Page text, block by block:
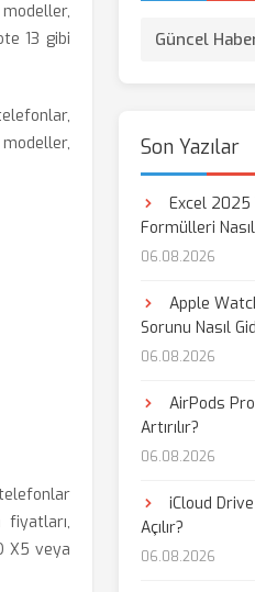
13 gibi
fiyatları,
X5 veya
Güncel
Son Yazılar
Excel 2025
Formülleri
06.08.2026
Apple
Sorunu Nasıl
06.08.2026
AirPods
Artırılır?
06.08.2026
iCloud
Açılır?
06.08.2026